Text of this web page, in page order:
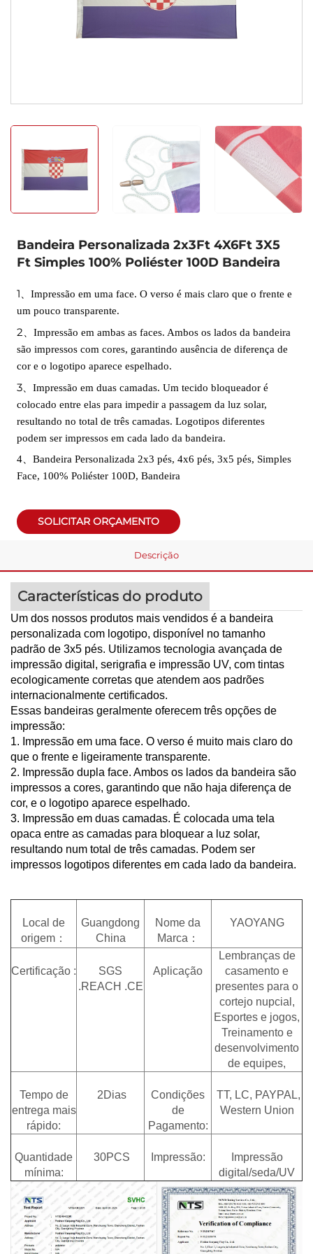
Bandeira Personalizada 2x3Ft 4X6Ft 3X5
Ft Simples 100% Poliéster 100D Bandeira
1、 Impressão em uma face. O verso é mais claro que o frente e
um pouco transparente.
2
Impressão em ambas as faces. Ambos os lados da bandeira
são impressos com cores, garantindo ausência de diferença de
cor e o logotipo aparece espelhado.
3、 Impressão em duas camadas. Um tecido bloqueador é
colocado entre elas para impedir a passagem da luz solar,
resultando no total de três camadas. Logotipos diferentes
podem ser impressos em cada lado da bandeira.
4、Bandeira Personalizada 2x3 pés, 4x6 pés, 3x5 pés, Simples
Face, 100% Poliéster 100D, Bandeira
SOLICITAR ORÇAMENTO
Descrição
Características do produto
Um dos nossos produtos mais vendidos é a bandeira
personalizada com logotipo, disponível no tamanho
padrão de 3x5 pés. Utilizamos tecnologia avançada de
impressão digital, serigrafia e impressão UV, com tintas
ecologicamente corretas que atendem aos padrões
internacionalmente certificados.
Essas bandeiras geralmente oferecem três opções de
impressão:
1. Impressão em uma face. O verso é muito mais claro do
que o frente e ligeiramente transparente.
2. Impressão dupla face. Ambos os lados da bandeira são
impressos a cores, garantindo que não haja diferença de
cor, e o logotipo aparece espelhado.
3. Impressão em duas camadas. É colocada uma tela
opaca entre as camadas para bloquear a luz solar,
resultando num total de três camadas. Podem ser
impressos logotipos diferentes em cada lado da bandeira.
Local de
origem：
Guangdong
China
Nome da
Marca：
YAOYANG
Certificação :
SGS
.REACH .CE
Aplicação
Lembranças de
casamento e
presentes para o
cortejo nupcial,
Esportes e jogos,
Treinamento e
desenvolvimento
de equipes,
Tempo de
entrega mais
rápido:
2Dias
Condições
de
Pagamento:
TT, LC, PAYPAL,
Western Union
Quantidade
mínima:
30PCS Impressão:
Impressão
digital/seda/UV